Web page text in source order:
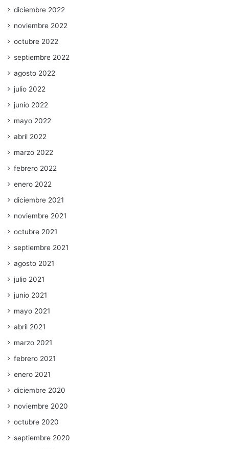
diciembre 2022
noviembre 2022
octubre 2022
septiembre 2022
agosto 2022
julio 2022
junio 2022
mayo 2022
abril 2022
marzo 2022
febrero 2022
enero 2022
diciembre 2021
noviembre 2021
octubre 2021
septiembre 2021
agosto 2021
julio 2021
junio 2021
mayo 2021
abril 2021
marzo 2021
febrero 2021
enero 2021
diciembre 2020
noviembre 2020
octubre 2020
septiembre 2020